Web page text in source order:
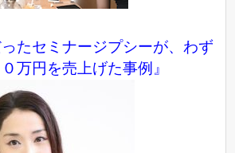
ったセミナージプシーが、わず
万円を売上げた事例』